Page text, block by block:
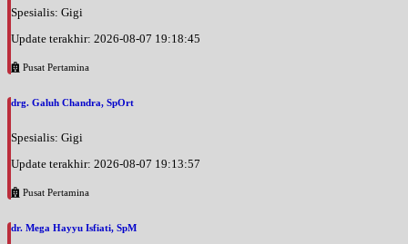
Spesialis: Gigi
Update terakhir: 2026-08-07 19:18:45
Pusat Pertamina
drg. Galuh Chandra, SpOrt
Spesialis: Gigi
Update terakhir: 2026-08-07 19:13:57
Pusat Pertamina
dr. Mega Hayyu Isfiati, SpM